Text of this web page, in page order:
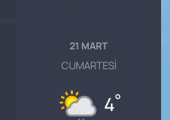
21 MART
CUMARTESI
4°